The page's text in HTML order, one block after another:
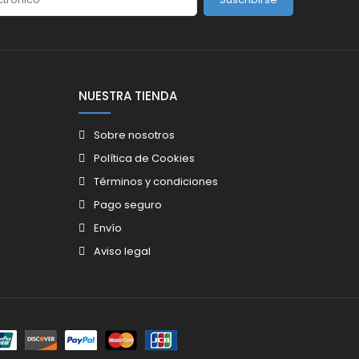
NUESTRA TIENDA
Sobre nosotros
Política de Cookies
Términos y condiciones
Pago seguro
Envío
Aviso legal